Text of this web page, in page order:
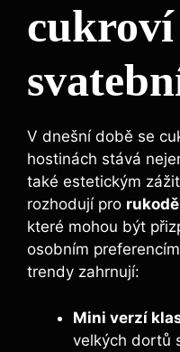
V dnešní době se
hostinách stává
také estetickým
rozhodují pro
které mohou být
osobním
trendy zahrnují:
Mini verzí
velkých dortů